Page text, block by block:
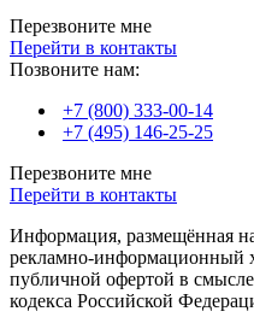
Перезвоните мне
Перейти в контакты
Позвоните нам:
+7 (800) 333-00-14
+7 (495) 146-25-25
Перезвоните мне
Перейти в контакты
Информация, размещённая
рекламно-информационный
публичной офертой в
кодекса Российской